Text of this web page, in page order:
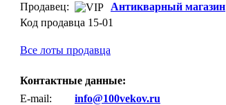
Продавец:
Антикварный магазин
Код продавца 15-01
Все лоты продавца
Контактные данные:
E-mail:
info@100vekov.ru